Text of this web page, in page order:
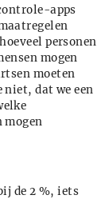
apps
personen
mogen
moeten
dat we een
mogen
de 2 %, iets